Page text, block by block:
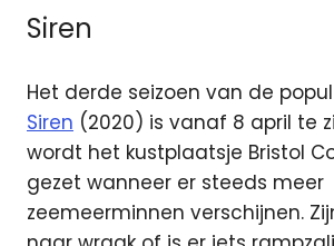
Siren
Het derde seizoen van de
Siren (2020) is vanaf 8 april te
wordt het kustplaatsje Bristol
gezet wanneer er steeds meer
zeemeerminnen verschijnen.